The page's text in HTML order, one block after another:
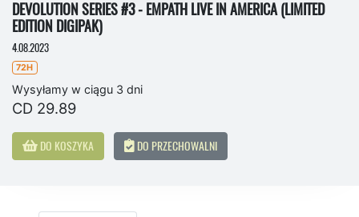
DEVOLUTION SERIES #3 - EMPATH LIVE IN AMERICA (LIMITED
EDITION DIGIPAK)
4.08.2023
72H
Wysyłamy w ciągu 3 dni
CD 29.89
DO KOSZYKA DO PRZECHOWALNI